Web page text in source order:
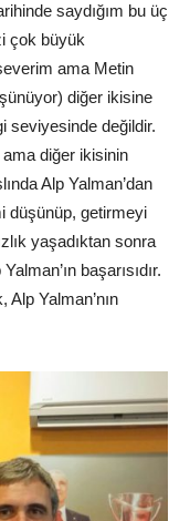
saydığım bu üç
çok büyük
ama Metin
diğer ikisine
seviyesinde değildir.
ama diğer ikisinin
Alp Yalman’dan
düşünüp, getirmeyi
yaşadıktan sonra
başarısıdır.
Yalman’nın